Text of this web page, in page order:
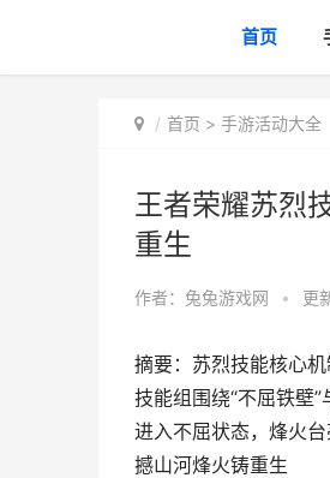
首页
首页 > 手游活动大全
王者荣耀苏烈
重生
作者： 兔兔游戏网 • 更
摘要：苏烈技能核心
技能组围绕“不屈铁壁
进入不屈状态，烽火
撼山河烽火铸重生